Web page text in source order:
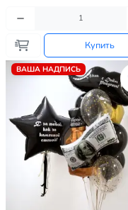
Купить
ВАША НАДПИСЬ